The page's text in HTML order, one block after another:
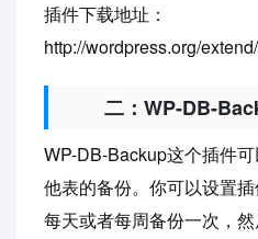
插件下载地址：
http://wordpress.org/
二：WP-DB-
WP-DB-Backup这个插件
他表的备份。你可以设置插
每天或者每周备份一次，